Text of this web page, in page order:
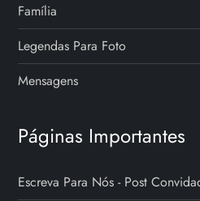
Família
Legendas Para Foto
Mensagens
Páginas Importantes
Escreva Para Nós - Post